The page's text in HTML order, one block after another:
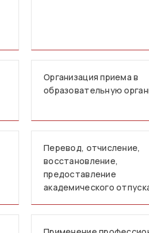
Организация приема в
образовательную
Перевод, отчисление,
восстановление,
предоставление
академического